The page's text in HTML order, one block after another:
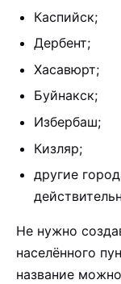
Каспийск;
Дербент;
Хасавюрт;
Буйнакск;
Избербаш;
Кизляр;
другие
Не нужно
населённого
название